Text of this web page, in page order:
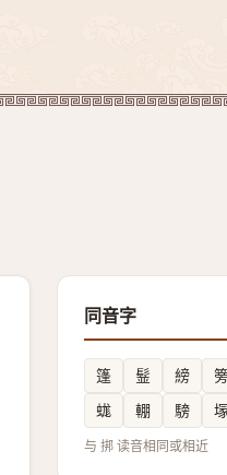
同音字
篷 䰃 縍
蛖
輣 騯 塜
与 挷 读音相同或相近